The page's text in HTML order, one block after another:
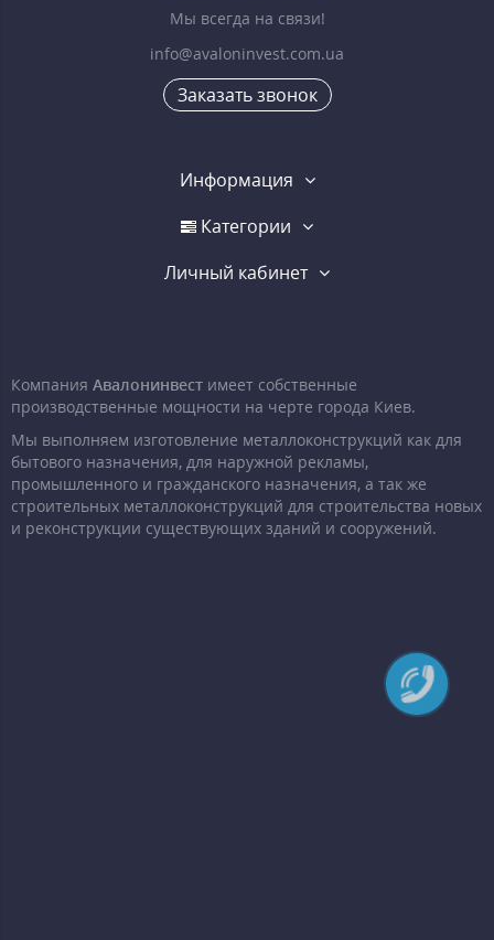
Мы всегда на связи!
info@avaloninvest.com.ua
Заказать звонок
Информация
Категории
Личный кабинет
Компания Авалонинвест имеет собственные
производственные мощности на черте города Киев.
Мы выполняем изготовление металлоконструкций как для
бытового назначения, для наружной рекламы,
промышленного и гражданского назначения, а так же
строительных металлоконструкций для строительства новых
и реконструкции существующих зданий и сооружений.